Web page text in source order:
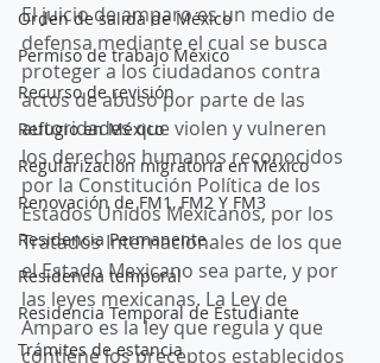
Orden de salida de México
Permiso de trabajo México
Recurso de revisión
Refugio en México
Regularización migratoria en México
Renovación de FM1, FM2 Y FM3
Residencia Permanente
Residencia temporal
Residencia Temporal de Estudiante
Trámites de estancia
El juicio de amparo es un medio de
defensa mediante el cual se busca
proteger a los ciudadanos contra
actos de abuso por parte de las
autoridades que violen y vulneren
los derechos humanos reconocidos
por la Constitución Política de los
Estados Unidos Mexicanos, por los
Tratados Internacionales de los que
el Estado Mexicano sea parte, y por
las leyes mexicanas. La Ley de
Amparo es la ley que regula y que
contiene los preceptos establecidos